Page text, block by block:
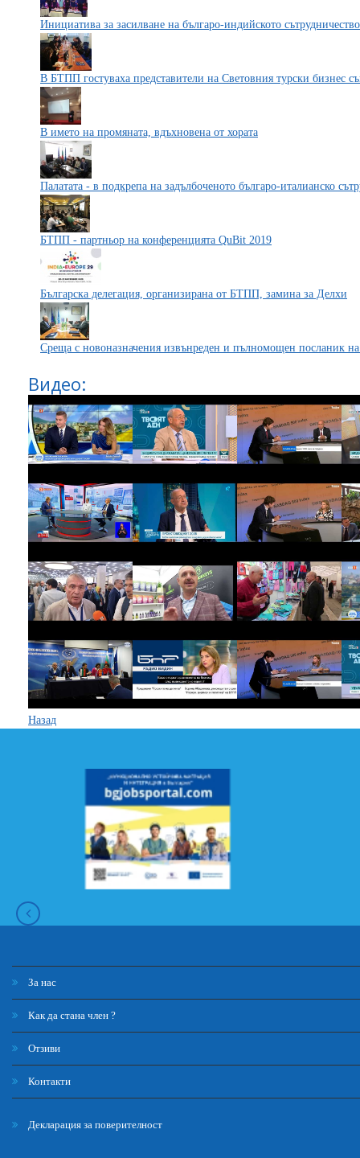
Инициатива за засилване на българо-индийското
В БТПП гостуваха представители на Световния турски бизнес
В името на промяната, вдъхновена от хората
Палатата - в подкрепа на задълбоченото българо-италианско
БТПП - партньор на конференцията QuBit 2019
Българска делегация, организирана от БТПП, замина за Делхи
Среща с новоназначения извънреден и пълномощен посланик
Видео:
Назад
За нас
Как да стана член ?
Отзиви
Контакти
Декларация за поверителност